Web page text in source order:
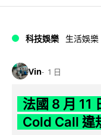
科技娛樂 生活娛樂
Vin 1 日
法國 8 月 11
Cold Call 違